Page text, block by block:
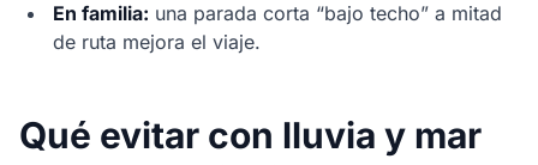
En familia: una parada corta “bajo techo” a mitad
de ruta mejora el viaje.
Qué evitar con lluvia y mar